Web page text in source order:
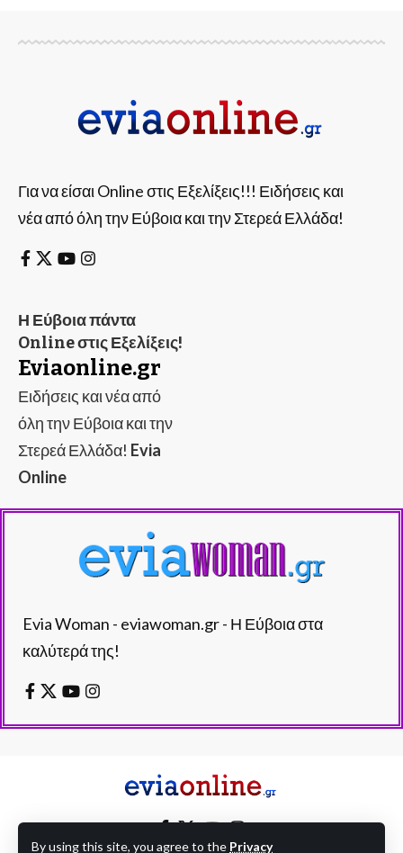
By using this site, you agree to the Privacy
Για να είσαι Online στις Εξελίξεις!!! Ειδήσεις και
νέα από όλη την Εύβοια και την Στερεά Ελλάδα!
Η Εύβοια πάντα
Online στις Εξελίξεις!
Eviaonline.gr
Ειδήσεις και νέα από
όλη την Εύβοια και την
Στερεά Ελλάδα! Evia
Online
Evia Woman - eviawoman.gr - Η Εύβοια στα
καλύτερά της!